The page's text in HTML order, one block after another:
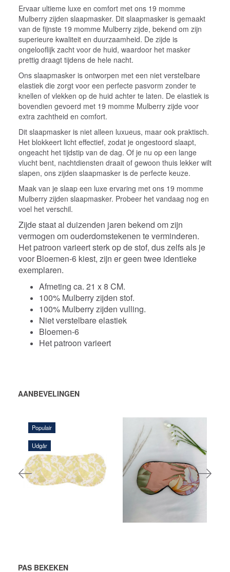
Ervaar ultieme luxe en comfort met ons 19 momme
Mulberry zijden slaapmasker. Dit slaapmasker is gemaakt
van de fijnste 19 momme Mulberry zijde, bekend om zijn
superieure kwaliteit en duurzaamheid. De zijde is
ongelooflijk zacht voor de huid, waardoor het masker
prettig draagt tijdens de hele nacht.
Ons slaapmasker is ontworpen met een niet verstelbare
elastiek die zorgt voor een perfecte pasvorm zonder te
knellen of vlekken op de huid achter te laten. De elastiek is
bovendien gevoerd met 19 momme Mulberry zijde voor
extra zachtheid en comfort.
Dit slaapmasker is niet alleen luxueus, maar ook praktisch.
Het blokkeert licht effectief, zodat je ongestoord slaapt,
ongeacht het tijdstip van de dag. Of je nu op een lange
vlucht bent, nachtdiensten draait of gewoon thuis lekker wilt
slapen, ons zijden slaapmasker is de perfecte keuze.
Maak van je slaap een luxe ervaring met ons 19 momme
Mulberry zijden slaapmasker. Probeer het vandaag nog en
voel het verschil.
Zijde staat al duizenden jaren bekend om zijn
vermogen om ouderdomstekenen te verminderen.
Het patroon varieert sterk op de stof, dus zelfs als je
voor Bloemen-6 kiest, zijn er geen twee identieke
exemplaren.
Afmeting ca. 21 x 8 CM.
100% Mulberry zijden stof.
100% Mulberry zijden vulling.
Niet verstelbare elastiek
Bloemen-6
Het patroon varieert
AANBEVELINGEN
Populair
Udgår
108,00 DKK
VOEG TOE
AAN
PAS BEKEKEN